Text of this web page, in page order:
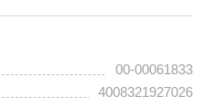
00-00061833
4008321927026